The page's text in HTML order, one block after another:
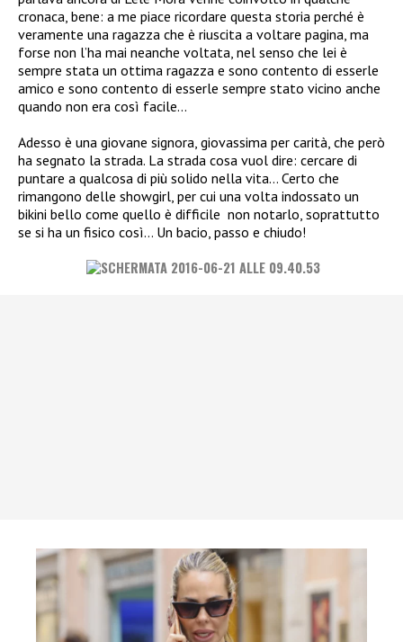
cronaca, bene: a me piace ricordare questa storia perché è
veramente una ragazza che è riuscita a voltare pagina, ma
forse non l’ha mai neanche voltata, nel senso che lei è
sempre stata un ottima ragazza e sono contento di esserle
amico e sono contento di esserle sempre stato vicino anche
quando non era così facile…
Adesso è una giovane signora, giovassima per carità, che però
ha segnato la strada. La strada cosa vuol dire: cercare di
puntare a qualcosa di più solido nella vita… Certo che
rimangono delle showgirl, per cui una volta indossato un
bikini bello come quello è difficile non notarlo, soprattutto
se si ha un fisico così… Un bacio, passo e chiudo!